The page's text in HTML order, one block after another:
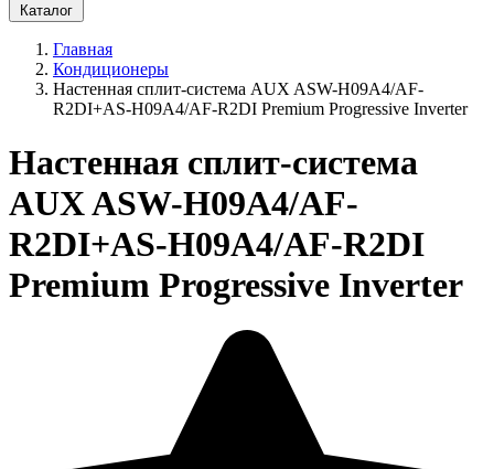
Каталог
Главная
Кондиционеры
Настенная сплит-система AUX ASW-H09A4/AF-
R2DI+AS-H09A4/AF-R2DI Premium Progressive Inverter
Настенная сплит-система
AUX ASW-H09A4/AF-
R2DI+AS-H09A4/AF-R2DI
Premium Progressive Inverter